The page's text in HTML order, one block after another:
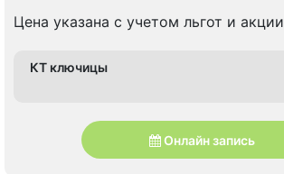
Цена указана с учетом льгот и акции
КТ ключицы
Онлайн запись